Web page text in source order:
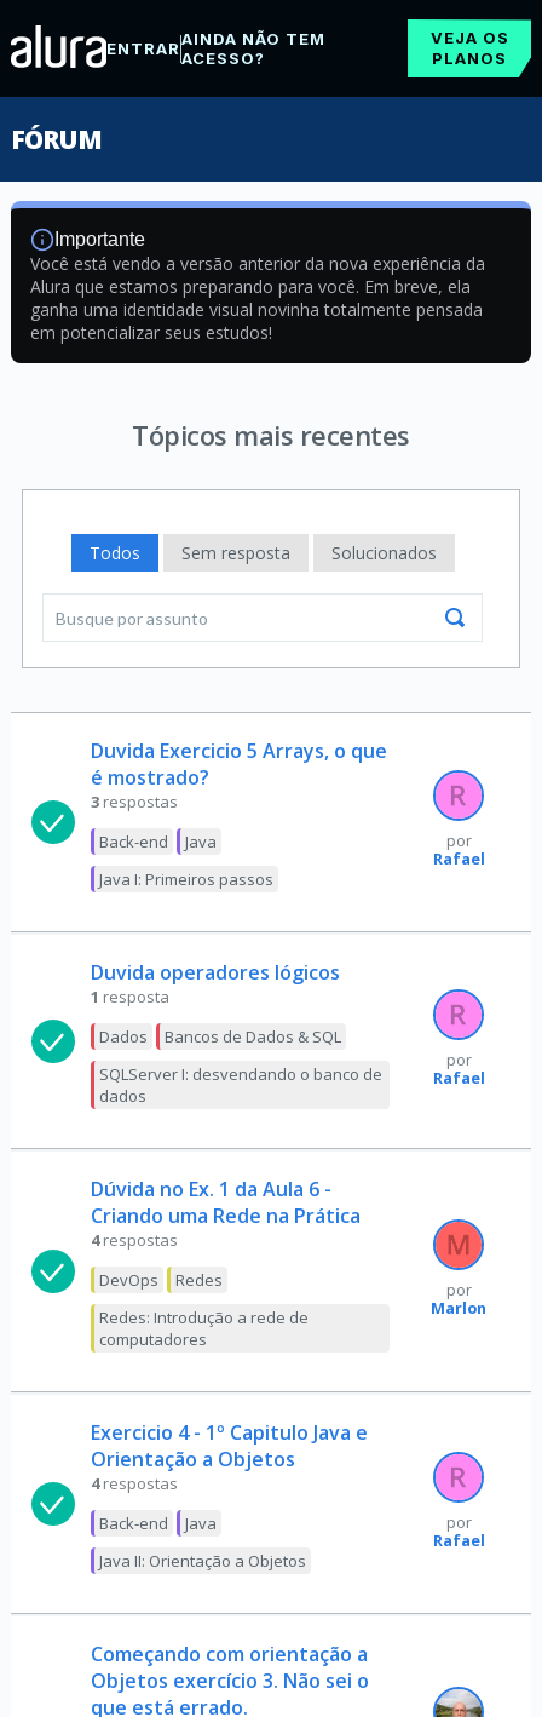
ENTRARAINDA NÃO TEM
ACESSO?
VEJA OS
PLANOS
FÓRUM
Importante
Você está vendo a versão anterior da nova experiência da
Alura que estamos preparando para você. Em breve, ela
ganha uma identidade visual novinha totalmente pensada
em potencializar seus estudos!
Tópicos mais recentes
Todos Sem resposta Solucionados
Duvida Exercicio 5 Arrays, o que
é mostrado?
3 respostas
Back-end
Java
Java I: Primeiros passos
por
Rafael
Duvida operadores lógicos
1 resposta
Dados
Bancos de Dados & SQL
SQLServer I: desvendando o banco de
dados
por
Rafael
Dúvida no Ex. 1 da Aula 6 -
Criando uma Rede na Prática
4 respostas
DevOps
Redes
Redes: Introdução a rede de
computadores
por
Marlon
Exercicio 4 - 1º Capitulo Java e
Orientação a Objetos
4 respostas
Back-end
Java
Java II: Orientação a Objetos
por
Rafael
Começando com orientação a
Objetos exercício 3. Não sei o
que está errado.